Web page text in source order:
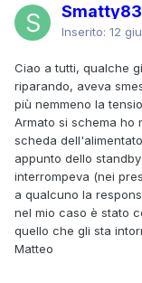
Smatty83
Inserito: 12
Ciao a tutti, qualche
riparando, aveva
più nemmeno la
Armato si schema ho
scheda
appunto dello
interrompeva (nei
a qualcuno la
nel mio caso è stato
quello che gli sta
Matteo